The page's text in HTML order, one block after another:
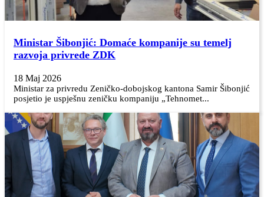
Ministar Šibonjić: Domaće kompanije su temelj
razvoja privrede ZDK
18 Maj 2026
Ministar za privredu Zeničko-dobojskog kantona Samir Šibonjić
posjetio je uspješnu zeničku kompaniju „Tehnomet...